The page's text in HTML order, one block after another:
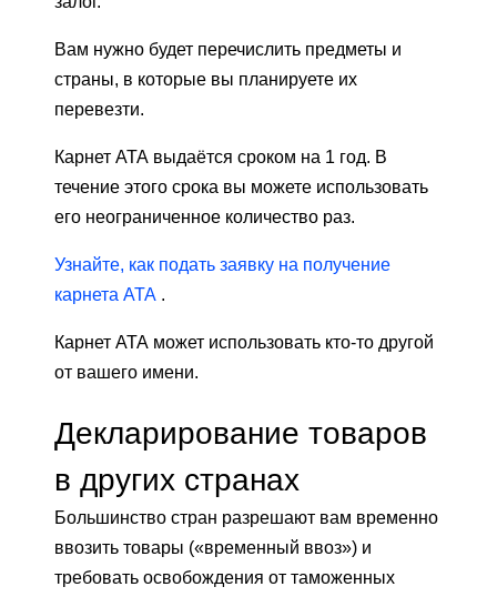
Вам нужно будет перечислить предметы и
страны, в которые вы планируете их
перевезти.
Карнет АТА выдаётся сроком на 1 год. В
течение этого срока вы можете использовать
его неограниченное количество раз.
Узнайте, как подать заявку на получение
карнета АТА .
Карнет АТА может использовать кто-то другой
от вашего имени.
Декларирование товаров
в других странах
Большинство стран разрешают вам временно
ввозить товары («временный ввоз») и
требовать освобождения от таможенных